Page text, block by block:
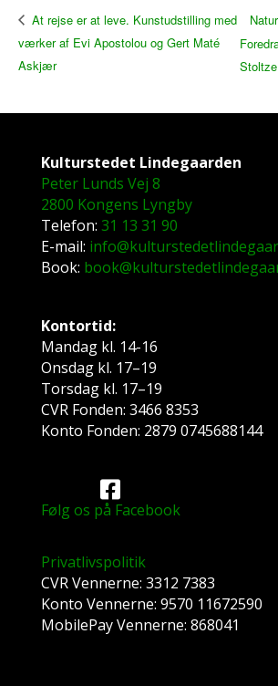
At rejse er at leve. Kunstudstilling med
værker af Evi Apostolou og Gert Maté
Askjær
Stoltze
Kulturstedet Lindegaarden
Peter Lunds Vej 8
2800 Kongens Lyngby
Telefon: 31 13 31 90
E-mail:
Book:
Kontortid:
Mandag kl. 14-16
Onsdag kl. 17–19
Torsdag kl. 17–19
CVR Fonden: 3466 8353
Konto Fonden: 2879 0745688144
Følg os på Facebook
Privatlivspolitik
CVR Vennerne: 3312 7383
Konto Vennerne: 9570 11672590
MobilePay Vennerne: 868041